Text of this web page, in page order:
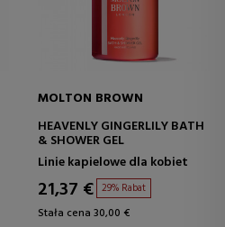
MOLTON BROWN
HEAVENLY GINGERLILY BATH
& SHOWER GEL
Linie kapielowe dla kobiet
21,37 € 29% Rabat
Stała cena 30,00 €